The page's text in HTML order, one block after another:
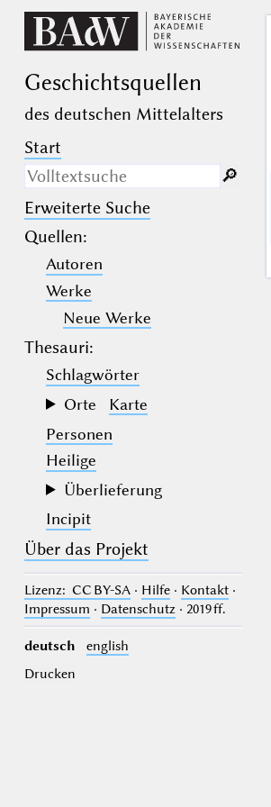
Geschichts­quellen
des deutschen Mittelalters
Start
Nur in Beschreibungs­texten
suchen
(der Unterstrich) ist Platzhalter für
genau ein Zeichen.
(das Prozentzeichen) ist Platzhalter
für kein, ein oder mehr als ein
Zeichen.
🔎︎
Erweiterte Suche
Quellen:
Autoren
Werke
Neue Werke
Thesauri:
Schlagwörter
Orte
Karte
Personen
Heilige
Überlieferung
Incipit
Über das Projekt
Lizenz: CC BY-SA· Hilfe· Kontakt·
Impressum · Datenschutz· 2019 ff.
deutsch
english
Drucken